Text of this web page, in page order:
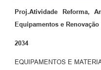
Proj.Atividade
Reforma,
Equipamentos e Renovação
2034
EQUIPAMENTOS E